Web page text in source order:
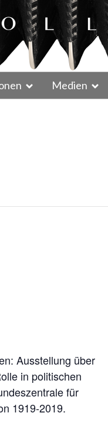
Medien
Ausstellung über
in politischen
für
1919-2019.